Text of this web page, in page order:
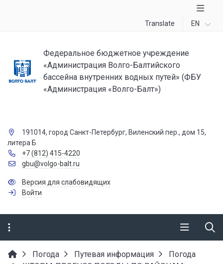
Translate EN
Федеральное бюджетное учреждение
«Администрация Волго-Балтийского
бассейна внутренних водных путей» (ФБУ
«Администрация «Волго-Балт»)
191014, город Санкт-Петербург, Виленский пер., дом 15,
литера Б
+7 (812) 415-4220
gbu@volgo-balt.ru
Версия для слабовидящих
Войти
Погода Путевая информация
Погода